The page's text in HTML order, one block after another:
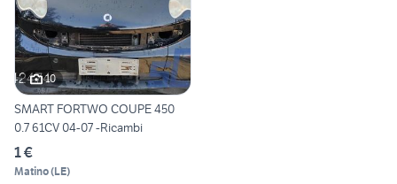
10
SMART FORTWO COUPE 450
0.7 61CV 04-07 -Ricambi
1 €
Matino(LE)